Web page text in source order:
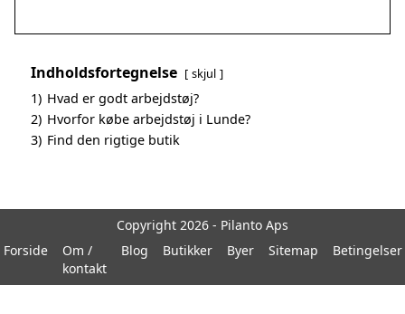
Indholdsfortegnelse skjul
1) Hvad er godt arbejdstøj?
2) Hvorfor købe arbejdstøj i Lunde?
3) Find den rigtige butik
Copyright 2026 - Pilanto Aps
Forside
Om /
kontakt
Blog Butikker Byer Sitemap Betingelser